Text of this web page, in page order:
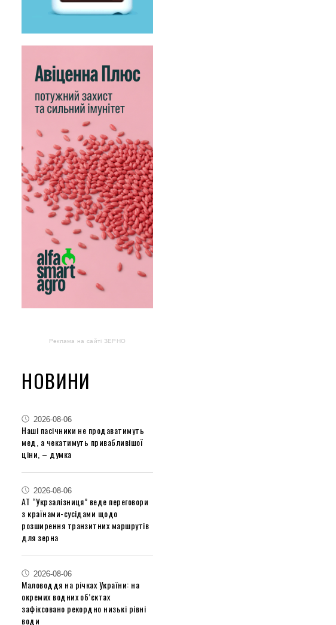
Реклама на сайті ЗЕРНО
НОВИНИ
2026-08-06
Наші пасічники не продаватимуть
мед, а чекатимуть привабливішої
ціни, – думка
2026-08-06
АТ “Укрзалізниця” веде переговори
з країнами-сусідами щодо
розширення транзитних маршрутів
для зерна
2026-08-06
Маловоддя на річках України: на
окремих водних об’єктах
зафіксовано рекордно низькі рівні
води